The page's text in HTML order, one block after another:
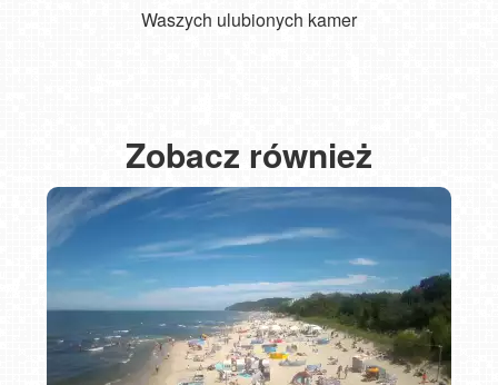
Waszych ulubionych kamer
Zakopane - widok na deptak Krupówki NOWOŚĆ
Zobacz również